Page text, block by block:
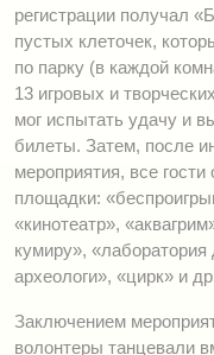
регистрации получал
пустых клеточек,
по парку (в каждой
13 игровых и
мог испытать удачу и
билеты. Затем, после
мероприятия, все
площадки:
«кинотеатр»,
кумиру»,
археологи», «цирк» и
Заключением
волонтеры танцевали